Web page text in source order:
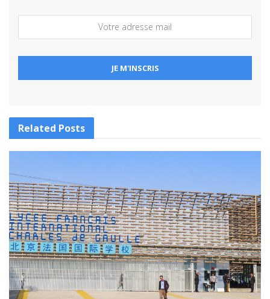
Related Posts